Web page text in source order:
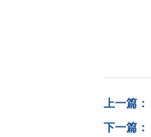
上一篇：
下一篇：